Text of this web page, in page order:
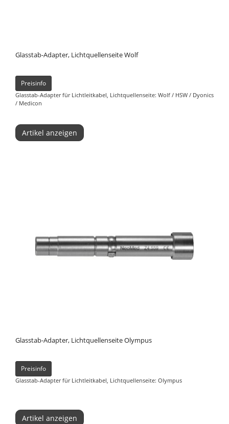
Glasstab-Adapter, Lichtquellenseite Wolf
Preisinfo
Glasstab-Adapter für Lichtleitkabel, Lichtquellenseite: Wolf / HSW / Dyonics
/ Medicon
Artikel anzeigen
Glasstab-Adapter, Lichtquellenseite Olympus
Preisinfo
Glasstab-Adapter für Lichtleitkabel, Lichtquellenseite: Olympus
Artikel anzeigen